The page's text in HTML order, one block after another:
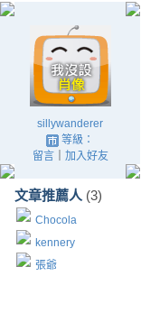
sillywanderer
等級：
留言｜ 加入好友
文章推薦人 (3)
Chocola
kennery
張爺